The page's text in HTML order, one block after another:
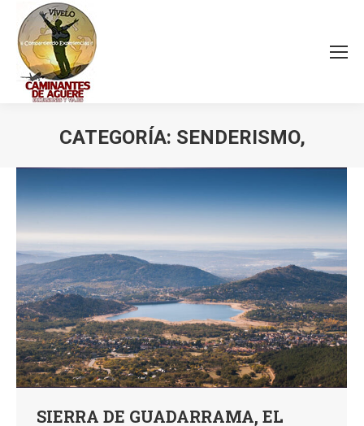
CATEGORÍA: SENDERISMO,
SIERRA DE GUADARRAMA, EL